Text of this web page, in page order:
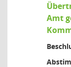
Amt